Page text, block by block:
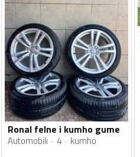
Ronal felne i kumho gume
Automobili 4 kumho